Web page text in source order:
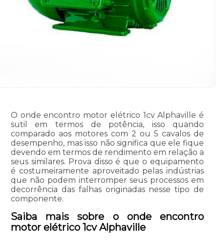
O onde encontro motor elétrico 1cv Alphaville é
sutil em termos de potência, isso quando
comparado aos motores com 2 ou 5 cavalos de
desempenho, mas isso não significa que ele fique
devendo em termos de rendimento em relação a
seus similares. Prova disso é que o equipamento
é costumeiramente aproveitado pelas indústrias
que não podem interromper seus processos em
decorrência das falhas originadas nesse tipo de
componente.
Saiba mais sobre o onde encontro
motor elétrico 1cv Alphaville